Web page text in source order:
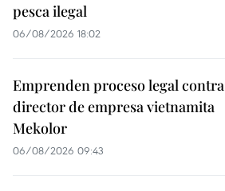
pesca ilegal
06/08/2026 18:02
Emprenden proceso legal contra
director de empresa vietnamita
Mekolor
06/08/2026 09:43